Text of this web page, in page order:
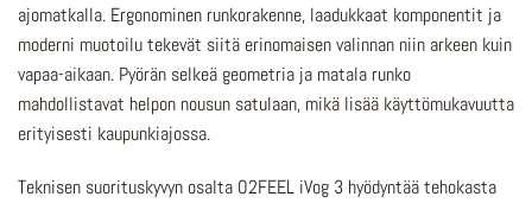
ajomatkalla. Ergonominen runkorakenne, laadukkaat komponentit ja
moderni muotoilu tekevät siitä erinomaisen valinnan niin arkeen kuin
vapaa-aikaan. Pyörän selkeä geometria ja matala runko
mahdollistavat helpon nousun satulaan, mikä lisää käyttömukavuutta
erityisesti kaupunkiajossa.
Teknisen suorituskyvyn osalta O2FEEL iVog 3 hyödyntää tehokasta